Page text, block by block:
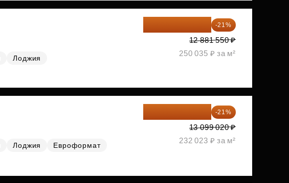
Лоджия
-21%
12 881 550 ₽
250 035 ₽ за м²
Лоджия
Евроформат
-21%
13 099 020 ₽
232 023 ₽ за м²